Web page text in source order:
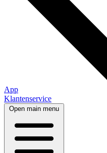
App
Klantenservice
Open main menu